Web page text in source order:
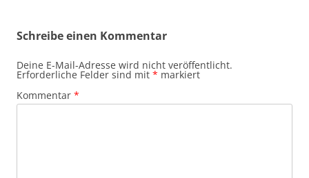
Schreibe einen Kommentar
Deine E-Mail-Adresse wird nicht veröffentlicht.
Erforderliche Felder sind mit * markiert
Kommentar *